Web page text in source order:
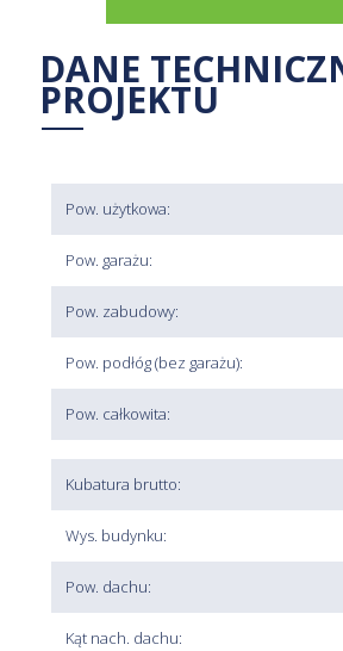
DANE
PROJEKTU
Pow. użytkowa:
Pow. garażu:
Pow. zabudowy:
Pow. podłóg (bez garażu):
Pow. całkowita:
Kubatura brutto:
Wys. budynku:
Pow. dachu:
Kąt nach. dachu: